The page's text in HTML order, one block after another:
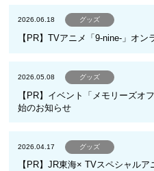
2026.06.18 グッズ
【PR】TVアニメ「9-nine-」オ
2026.05.08 グッズ
【PR】イベント「メモリーズオ
始のお知らせ
2026.04.17 グッズ
【PR】JR東海× TVスペシャル